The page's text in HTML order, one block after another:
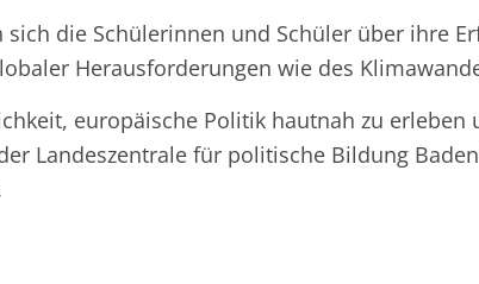
die Schülerinnen und Schüler über ihre
Herausforderungen wie des
europäische Politik hautnah zu
Landeszentrale für politische Bildung